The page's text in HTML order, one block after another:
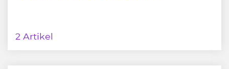
2 Artikel